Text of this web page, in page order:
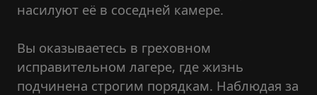
насилуют её в соседней камере.
Вы оказываетесь в греховном
исправительном лагере, где жизнь
подчинена строгим порядкам. Наблюдая за